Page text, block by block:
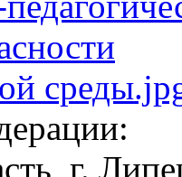
г.